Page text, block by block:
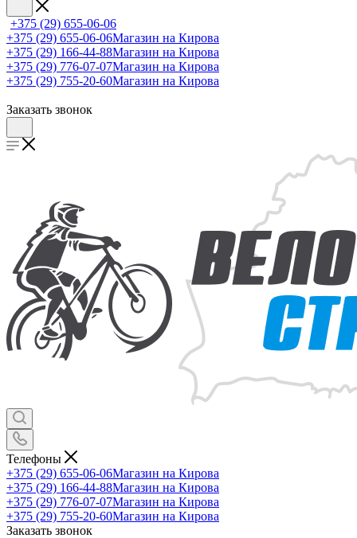
+375 (29) 655-06-06
+375 (29) 655-06-06Магазин на Кирова
+375 (29) 166-44-88Магазин на Кирова
+375 (29) 776-07-07Магазин на Кирова
+375 (29) 755-20-60Магазин на Кирова
Заказать звонок
Телефоны
+375 (29) 655-06-06Магазин на Кирова
+375 (29) 166-44-88Магазин на Кирова
+375 (29) 776-07-07Магазин на Кирова
+375 (29) 755-20-60Магазин на Кирова
Заказать звонок